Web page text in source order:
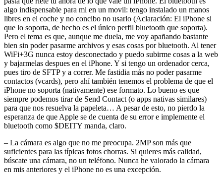
algo indispensable para mi en un movil: tengo instalado un manos
libres en el coche y no concibo no usarlo (Aclaración: El iPhone si
que lo soporta, de hecho es el único perfil bluetooth que soporta).
Pero el tema es que, aunque me duela, me voy apañando bastante
bien sin poder pasarme archivos y esas cosas por bluetooth. Al tener
WiFi+3G nunca estoy desconectado y puedo subirme cosas a la web
y bajarmelas despues en el iPhone. Y si tengo un ordenador cerca,
pues tiro de SFTP y a correr. Me fastidia más no poder pasarme
contactos (vcards), pero ahí también tenemos el problema de que el
iPhone no soporta (nativamente) ese formato. Lo bueno es que
siempre podemos tirar de Send Contact (o apps nativas similares)
para que nos resuelva la papeleta… A pesar de esto, no pierdo la
esperanza de que Apple se de cuenta de su error e implemente el
bluetooth como $DEITY manda, claro.
– La cámara es algo que no me preocupa. 2MP son más que
suficientes para las típicas fotos chorras. Si quieres más calidad,
búscate una cámara, no un teléfono. Nunca he valorado la cámara
en mis anteriores y el iPhone no es una excepción.